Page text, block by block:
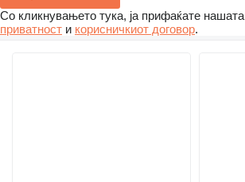
Со кликнувањето тука, ја прифаќате нашата
приватност и корисничкиот договор.